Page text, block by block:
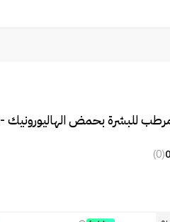
للبشرة بحمض الهاليورونيك - 40 مل
0
(0)